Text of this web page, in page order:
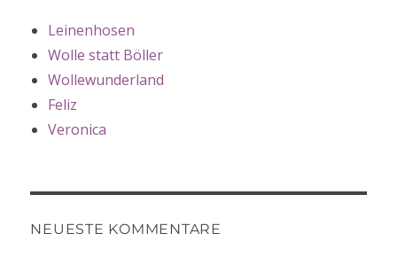
Leinenhosen
Wolle statt Böller
Wollewunderland
Feliz
Veronica
NEUESTE KOMMENTARE